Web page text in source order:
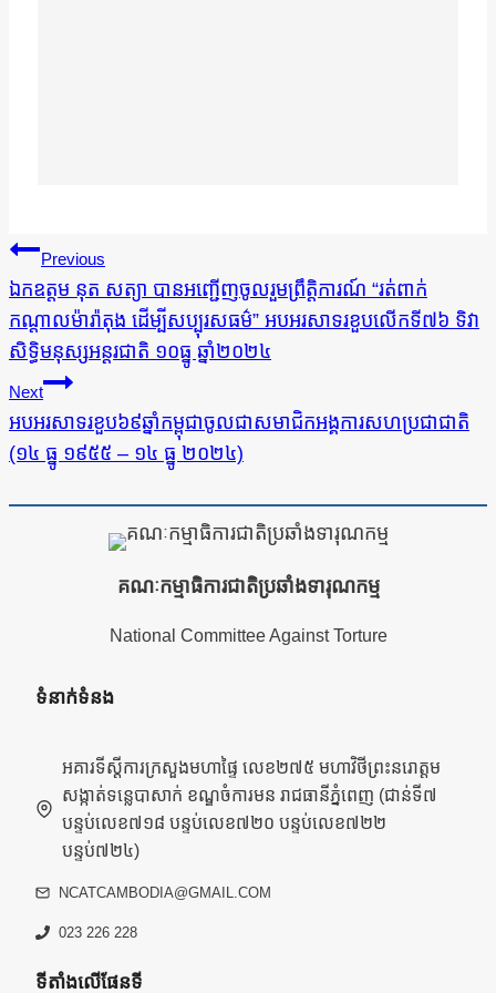
ការ​
នាំទិស​
ប្រកាស
Previous
ឯកឧត្តម នុត សត្យា បានអញ្ជើញចូលរួមព្រឹត្តិការណ៍ “រត់ពាក់
កណ្តាលម៉ារ៉ាតុង ដើម្បីសប្បុរសធម៌” អបអរសាទរខួបលើកទី៧៦ ទិវា
សិទ្ធិមនុស្សអន្តរជាតិ ១០ធ្នូ ឆ្នាំ២០២៤
Next
អបអរសាទរខួប៦៩ឆ្នាំកម្ពុជាចូលជាសមាជិកអង្គការសហប្រជាជាតិ
(១៤ ធ្នូ ១៩៥៥​ – ១៤ ធ្នូ ២០២៤)
គណៈកម្មាធិការជាតិប្រឆាំងទារុណកម្ម
National Committee Against Torture
ទំនាក់ទំនង
អគារទីស្តីការក្រសួងមហាផ្ទៃ លេខ២៧៥ មហាវិថីព្រះនរោត្តម
សង្កាត់ទន្លេបាសាក់ ខណ្ឌចំការមន រាជធានីភ្នំពេញ (ជាន់ទី៧
បន្ទប់លេខ៧១៨ បន្ទប់លេខ៧២០ បន្ទប់លេខ៧២២
បន្ទប់៧២៤)
NCATCAMBODIA@GMAIL.COM
023 226 228
ទីតាំងលើផែនទី